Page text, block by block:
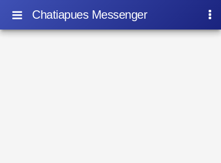
Chatiapues Messenger